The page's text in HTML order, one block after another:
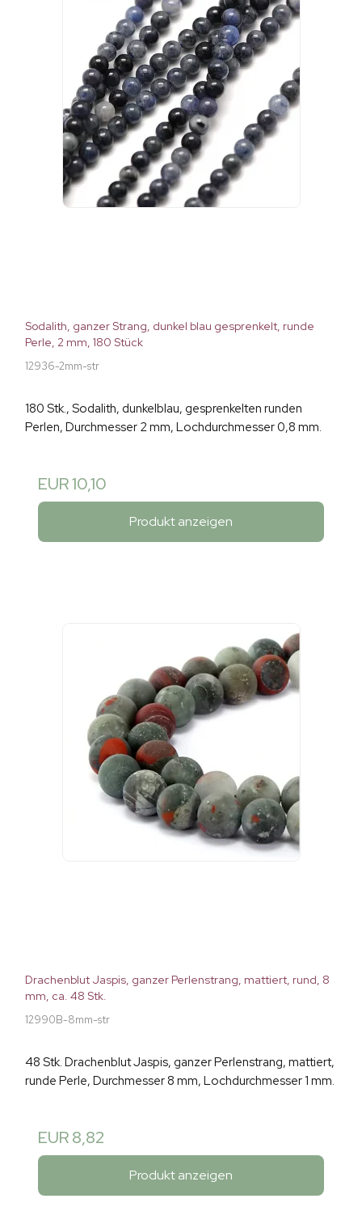
Sodalith, ganzer Strang, dunkel blau gesprenkelt, runde
Perle, 2 mm, 180 Stück
12936-2mm-str
180 Stk., Sodalith, dunkelblau, gesprenkelten runden
Perlen, Durchmesser 2 mm, Lochdurchmesser 0,8 mm.
EUR 10,10
Produkt anzeigen
Drachenblut Jaspis, ganzer Perlenstrang, mattiert, rund, 8
mm, ca. 48 Stk.
12990B-8mm-str
48 Stk. Drachenblut Jaspis, ganzer Perlenstrang, mattiert,
runde Perle, Durchmesser 8 mm, Lochdurchmesser 1 mm.
EUR 8,82
Produkt anzeigen